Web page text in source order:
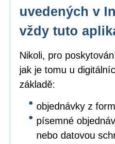
uvedených v
vždy tuto
Nikoli, pro
jak je tomu u
základě:
objednávky z
písemné
nebo datovou